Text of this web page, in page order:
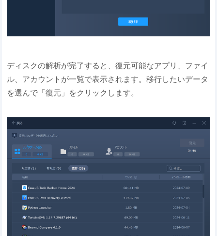
ディスクの解析が完了すると、復元可能なアプリ、ファイ
ル、アカウントが一覧で表示されます。移行したいデータ
を選んで「復元」をクリックします。